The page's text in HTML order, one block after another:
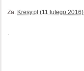
Za: Kresy.pl (11 lutego 2016)
.